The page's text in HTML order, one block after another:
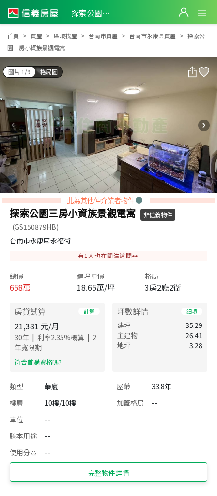
探索公園三房小資族景觀電寓
探索公園三房小資族景觀電寓
首頁 買屋 區域找屋 台南市買屋 台南市永康區買屋
探索公
園三房小資族景觀電寓
圖片 1/9 格局圖
此為其他仲介業者物件
探索公園三房小資族景觀電寓 非信義物件
(GS150879HB)
台南市永康區永福街
有1 人也在關注這間👀
總價
658萬
建坪單價
18.65萬/坪
格局
3房2廳2衛
房貸試算 計算
21,381 元/月
30年 | 利率2.35%概算 | 2
年寬限期
​符合首購資格嗎?
坪數詳情 細項
建坪
35.29
主建物
26.41
地坪
3.28
類型 華廈 屋齡
33.8年
樓層
10樓/10樓 加蓋格局
--
車位
--
謄本用途
--
使用分區
--
完整物件詳情